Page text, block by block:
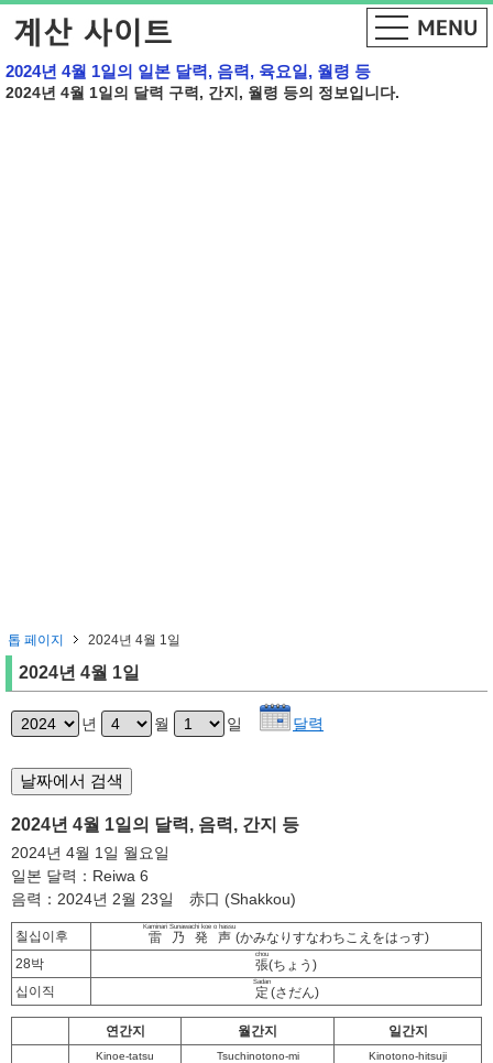
2024년 4월 1일의 일본 달력, 음력, 육요일, 월령 등
2024년 4월 1일의 달력 구력, 간지, 월령 등의 정보입니다.
톱 페이지 2024년 4월 1일
2024년 4월 1일
년 월 일 달력
2024년 4월 1일의 달력, 음력, 간지 등
2024년 4월 1일 월요일
일본 달력：Reiwa 6
음력：2024년 2월 23일 赤口 (Shakkou)
칠십이후 雷乃発声
Kaminari Sunawachi koe o hassu
(かみなりすなわちこえをはっす)
28박
張
chou
(ちょう)
십이직
定
Sadan
(さだん)
연간지 월간지 일간지
Kinoe-tatsu
Tsuchinotono-mi
Kinotono-hitsuji